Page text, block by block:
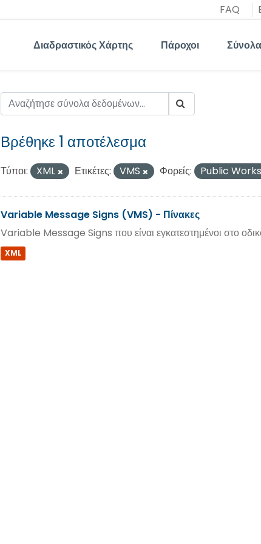
FAQ
Διαδραστικός Χάρτης Πάροχοι
Βρέθηκε 1 αποτέλεσμα
Τύποι: XML Ετικέτες: VMS Φορείς: Public
Variable Message Signs (VMS) - Πίνακες
Variable Message Signs που είναι εγκατεστημένοι στο
XML